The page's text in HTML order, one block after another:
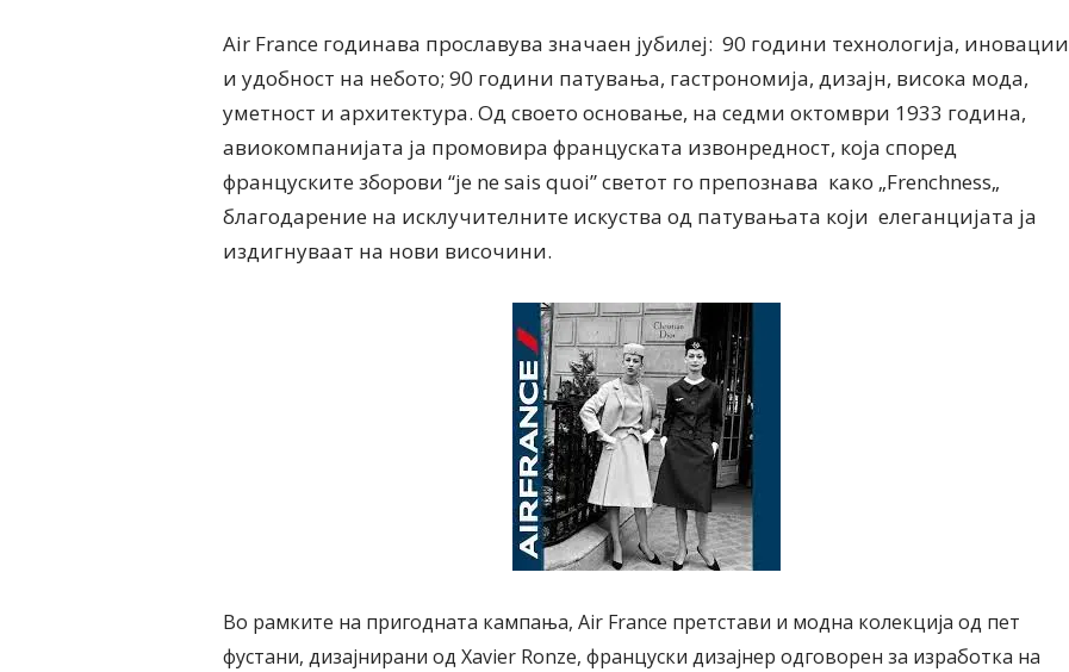
Air France годинава прославува значаен јубилеј: 90 години технологија, иновации
и удобност на небото; 90 години патувања, гастрономија, дизајн, висока мода,
уметност и архитектура. Од своето основање, на седми октомври 1933 година,
авиокомпанијата ја промовира француската извонредност, која според
француските зборови “je ne sais quoi” светот го препознава како „Frenchness„
благодарение на исклучителните искуства од патувањата који елеганцијата ја
издигнуваат на нови височини.
Во рамките на пригодната кампања, Air France претстави и модна колекција од пет
фустани, дизајнирани од Xavier Ronze, француски дизајнер одговорен за изработка на
Антовска за МодаМода